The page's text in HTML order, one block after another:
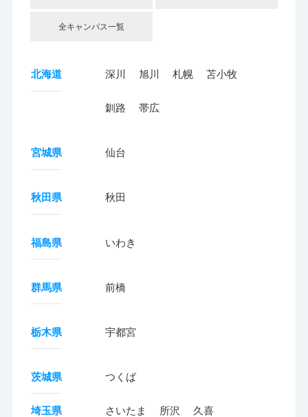
全キャンパス一覧
北海道 深川 旭川 札幌 苫小牧
釧路 帯広
宮城県 仙台
秋田県 秋田
福島県 いわき
群馬県 前橋
栃木県 宇都宮
茨城県 つくば
埼玉県 さいたま 所沢 久喜